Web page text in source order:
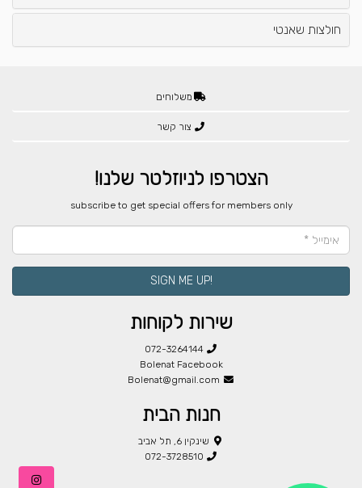
חולצות שאנטי
משלוחים
צור קשר
הצטרפו לניוזלטר שלנו!
​subscribe to get special offers for members only
!SIGN ME UP
שירות לקוחות
072-3264144
Bolenat Facebook
Bolenat@gmail.com
חנות הבית
שינקין 6, תל אביב
072-3728510